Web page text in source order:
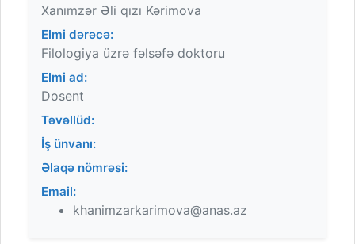
Xanımzər Əli qızı Kərimova
Elmi dərəcə:
Filologiya üzrə fəlsəfə doktoru
Elmi ad:
Dosent
Təvəllüd:
İş ünvanı:
Əlaqə nömrəsi:
Email:
khanimzarkarimova@anas.az